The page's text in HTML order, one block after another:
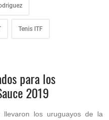
Tenis ITF
para los
2019
los uruguayos de la